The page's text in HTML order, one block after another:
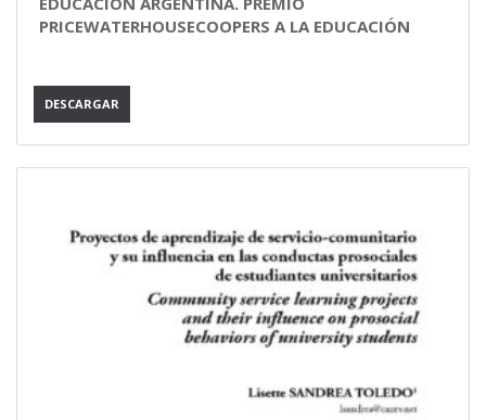
PRICEWATERHOUSECOOPERS A LA EDUCACIÓN
DESCARGAR